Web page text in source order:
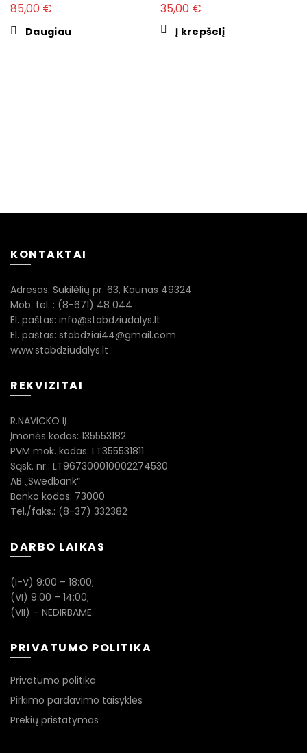
85,00 €
Daugiau
35,00 €
Į krepšelį
KONTAKTAI
Adresas: Sukilėlių pr. 63, Kaunas 49324
Mob. tel. : (8-671) 48 044
El. paštas: info@stabdziudalys.lt
El. paštas: stabdziai44@gmail.com
www.stabdziudalys.lt
REKVIZITAI
R.NAVICKO IĮ
Įmonės kodas: 135553182
PVM mok. kodas: LT355531811
Sąsk. nr.: LT967300010002274530
AB „Swedbank“
Banko kodas: 73000
Tel./faks.: (8-37) 332382
DARBO LAIKAS
(I-V) 9:00 – 18:00;
(VI) 9:00 – 14:00;
(VII) – NEDIRBAME
PRIVATUMO POLITIKA
Privatumo politika
Pirkimo pardavimo taisyklės
Prekių pristatymas